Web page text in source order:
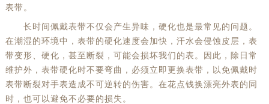
表带。
长时间佩戴表带不仅会产生异味，硬化也是最常见的问题。
在潮湿的环境中，表带的硬化速度会加快，汗水会侵蚀皮层，表
带变形、硬化，甚至断裂，可能会损坏我们的表。因此，除日常
维护外，表带硬化时不要弯曲，必须立即更换表带，以免佩戴时
表带断裂对手表造成不可逆转的伤害。在花点钱换漂亮外表的同
时，也可以避免不必要的损失。